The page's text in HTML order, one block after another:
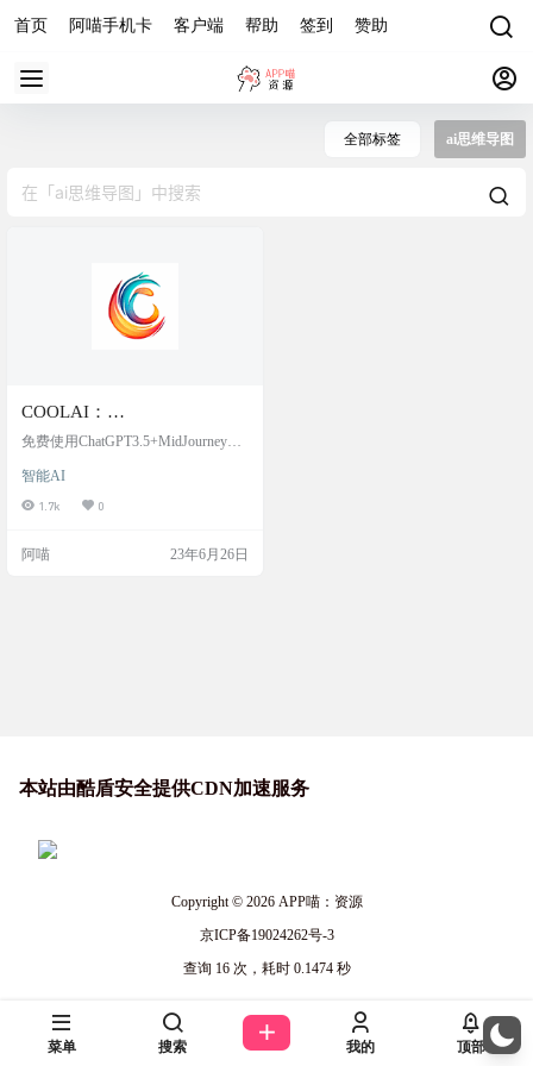
首页 阿喵手机卡 客户端 帮助 签到 赞助
全部标签 ai思维导图
COOLAI：
ChatGPT3.5+MidJourney绘画
免费使用ChatGPT3.5+MidJourney绘
免费使用，每天签到即可获取差不
多50次的对话次数（只限制对话次
可以换个邮箱继续。 网站截图 网站
智能AI
1.7k 0
阿喵 23年6月26日
本站由酷盾安全提供CDN加速服务
Copyright © 2026APP喵：资源
京ICP备19024262号-3
查询 16 次，耗时 0.1474 秒
菜单 搜索 我的 顶部